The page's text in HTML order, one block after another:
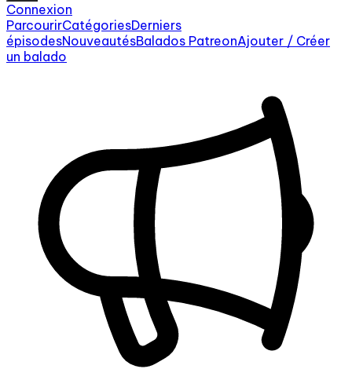
Connexion
ParcourirCatégoriesDerniers
épisodesNouveautésBalados PatreonAjouter / Créer
un balado